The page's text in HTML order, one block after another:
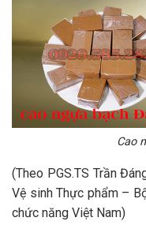
Cao
(Theo PGS.TS Trần
Vệ sinh Thực phẩm –
chức năng Việt Nam)